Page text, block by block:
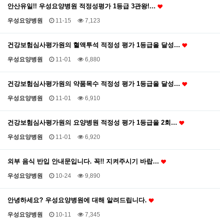
안산유일!! 우성요양병원 적정성평가 1등급 3관왕!…
우성요양병원 11-15 7,123
건강보험심사평가원의 혈액투석 적정성 평가 1등급을 달성…
우성요양병원 11-01 6,880
건강보험심사평가원의 약품목수 적정성 평가 1등급을 달성…
우성요양병원 11-01 6,910
건강보험심사평가원의 요양병원 적정성 평가 1등급을 2회…
우성요양병원 11-01 6,920
외부 음식 반입 안내문입니다. 꼭!! 지켜주시기 바랍…
우성요양병원 10-24 9,890
안녕하세요? 우성요양병원에 대해 알려드립니다.
우성요양병원 10-11 7,345